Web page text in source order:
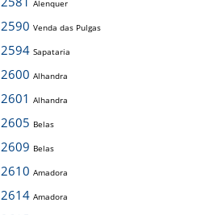
Alenquer
2590 Venda das Pulgas
2594 Sapataria
2600 Alhandra
2601 Alhandra
2605 Belas
2609 Belas
2610 Amadora
2614 Amadora